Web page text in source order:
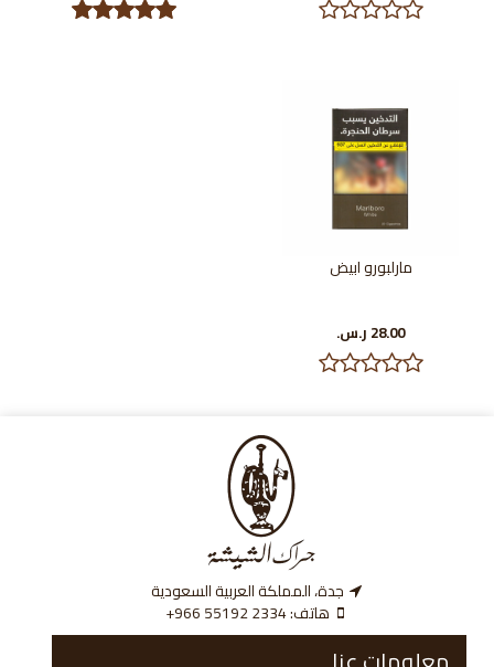
مارلبورو ابيض
28.00 ر.س.‏
جدة، المملكة العربية السعودية
هاتف:‎+966 55192 2334